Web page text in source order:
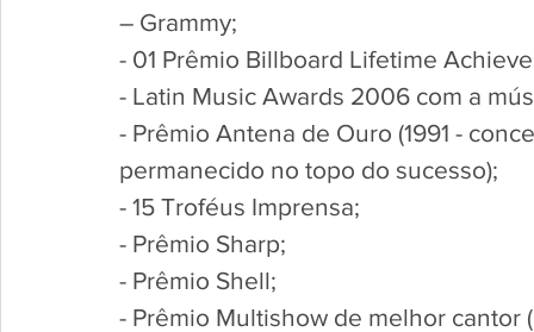
– Grammy;
- 01 Prêmio Billboard Lifetime
- Latin Music Awards 2006 com a
- Prêmio Antena de Ouro (1991 -
permanecido no topo do sucesso);
- 15 Troféus Imprensa;
- Prêmio Sharp;
- Prêmio Shell;
- Prêmio Multishow de melhor cantor